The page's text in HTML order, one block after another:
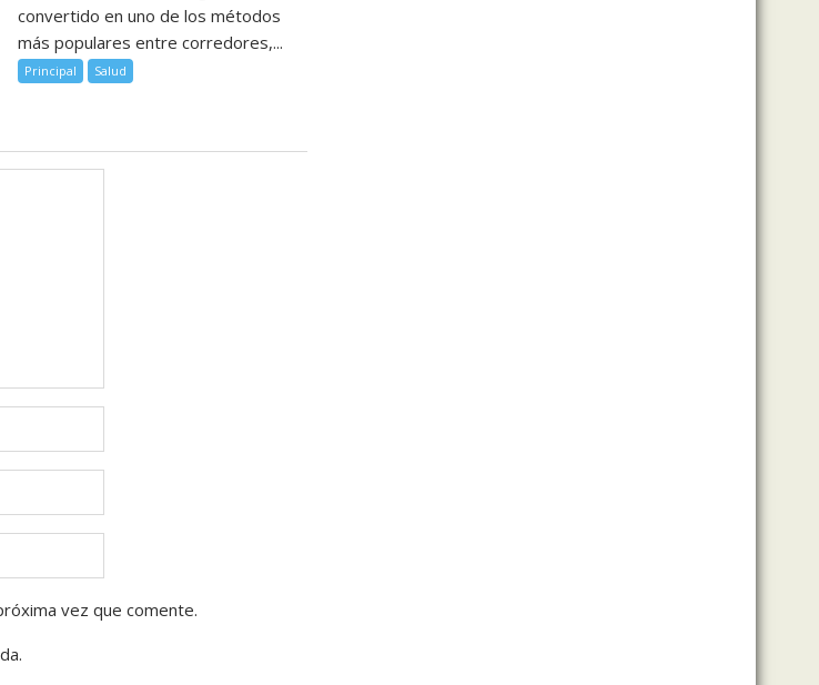
convertido en uno de los métodos
más populares entre corredores,...
Principal Salud
vez que comente.